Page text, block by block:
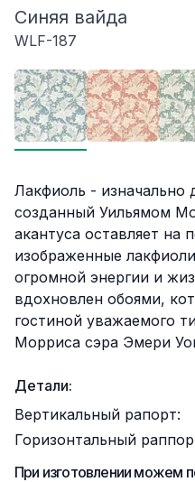
Синяя вайда
WLF-187
Описание
Лакфиоль - изначально
созданный Уильямом
акантуса оставляет на
изображенные
огромной энергии и
вдохновлен обоями,
гостиной уважаемого
Морриса сэра Эмери
Детали:
Вертикальный рапорт:
Горизонтальный
При изготовлении можем